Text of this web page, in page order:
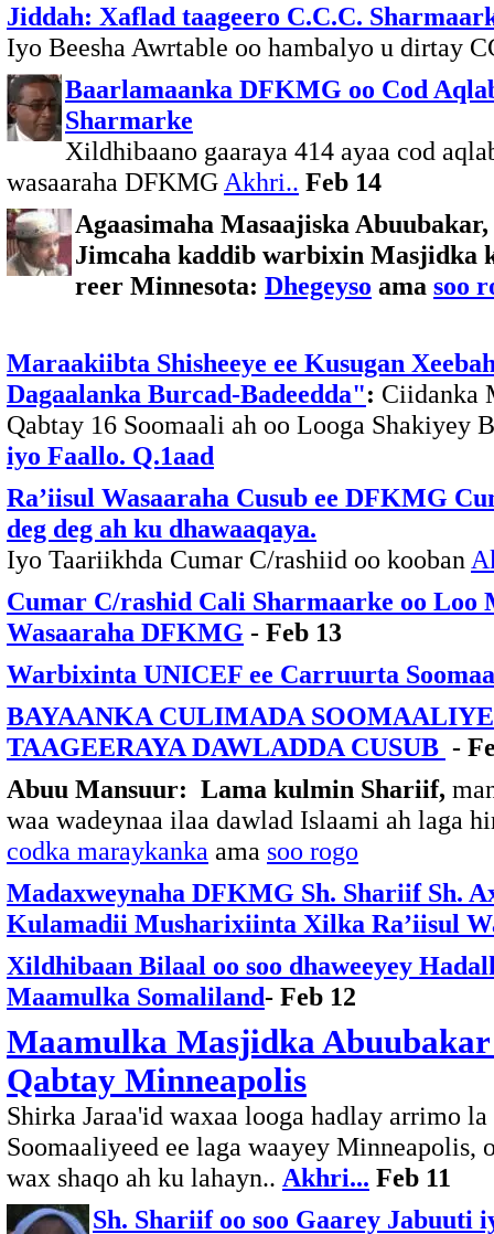
Jiddah: Xaflad taageero C.C.C.
Iyo Beesha Awrtable oo hambalyo u dirtay
Baarlamaanka DFKMG oo Cod
Sharmarke
Xildhibaano gaaraya 414 ayaa cod
wasaaraha DFKMG Akhri.. Feb 14
Agaasimaha Masaajiska
Jimcaha kaddib warbixin Masjidka
reer Minnesota: Dhegeyso ama soo
Maraakiibta Shisheeye ee Kusugan
Dagaalanka Burcad-Badeedda": Ciidanka
Qabtay 16 Soomaali ah oo Looga Shakiyey
iyo Faallo. Q.1aad
Ra’iisul Wasaaraha Cusub ee DFKMG
deg deg ah ku dhawaaqaya.
Iyo Taariikhda Cumar C/rashiid oo kooban
Cumar C/rashid Cali Sharmaarke oo Loo
Wasaaraha DFKMG - Feb 13
Warbixinta UNICEF ee Carruurta
BAYAANKA CULIMADA
TAAGEERAYA DAWLADDA CUSUB -
Abuu Mansuur: Lama kulmin Shariif,
waa wadeynaa ilaa dawlad Islaami ah laga
codka maraykanka ama soo rogo
Madaxweynaha DFKMG Sh. Shariif Sh.
Kulamadii Musharixiinta Xilka Ra’iisul
Xildhibaan Bilaal oo soo dhaweeyey
Maamulka Somaliland- Feb 12
Maamulka Masjidka
Qabtay Minneapolis
Shirka Jaraa'id waxaa looga hadlay arrimo
Soomaaliyeed ee laga waayey Minneapolis,
wax shaqo ah ku lahayn.. Akhri... Feb 11
Sh. Shariif oo soo Gaarey Jabuuti